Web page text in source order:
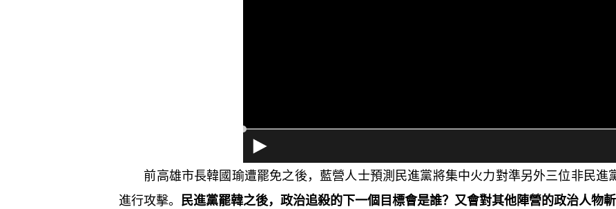
前高雄市長韓國瑜遭罷免之後，藍營人士預測民進黨將集中火力對準另外三位非民進
進行攻擊。 民進黨罷韓之後，政治追殺的下一個目標會是誰？又會對其他陣營的政治人物斬